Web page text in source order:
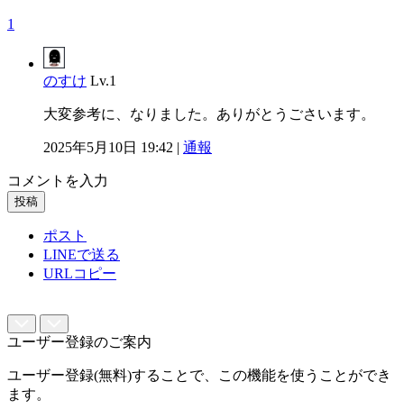
1
のすけ Lv.1
大変参考に、なりました。ありがとうごさいます。
2025年5月10日 19:42 | 通報
コメントを入力
投稿
ポスト
LINEで送る
URLコピー
ユーザー登録のご案内
ユーザー登録(無料)することで、この機能を使うことができ
ます。